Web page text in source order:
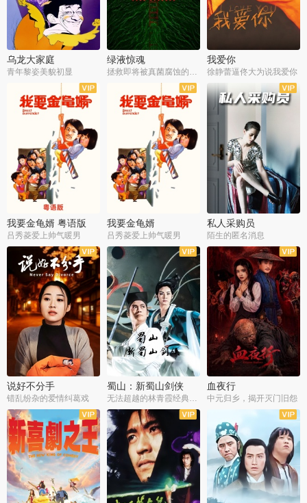
乌龙大家庭
青年黎姿美貌初显
绿液惊魂
拯救即将被真菌腐蚀的世界
我爱你
徐静蕾逼佟大为说我爱你
我要金龟婿 粤语版
吕秀菱爱上帅气暖男
我要金龟婿
吕秀菱爱上帅气暖男
私人采购员
陌生的匿名消息
说好不分手
错乱纷杂的爱情纠葛戏
蜀山：新蜀山剑侠
无法超越的林青霞经典角色
血夜行
中元归乡，揭开灭门旧怨